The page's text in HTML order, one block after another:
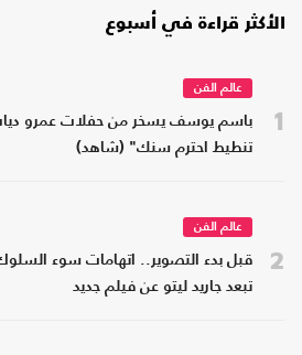
الأكثر قراءة في أسبوع
1
عالم الفن
باسم يوسف يسخر من حفلات عمرو
تنطيط احترم سنك" (شاهد)
2
عالم الفن
قبل بدء التصوير.. اتهامات سوء
تبعد جاريد ليتو عن فيلم جديد